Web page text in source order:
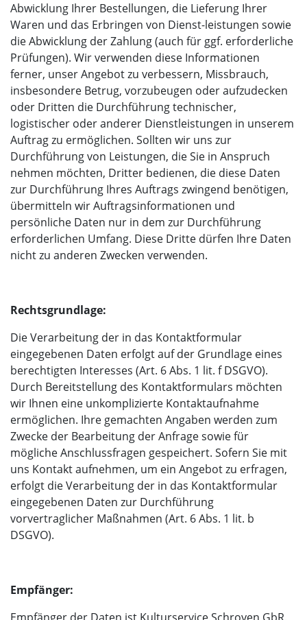
Abwicklung Ihrer Bestellungen, die Lieferung Ihrer
Waren und das Erbringen von Dienst-leistungen sowie
die Abwicklung der Zahlung (auch für ggf. erforderliche
Prüfungen). Wir verwenden diese Informationen
ferner, unser Angebot zu verbessern, Missbrauch,
insbesondere Betrug, vorzubeugen oder aufzudecken
oder Dritten die Durchführung technischer,
logistischer oder anderer Dienstleistungen in unserem
Auftrag zu ermöglichen. Sollten wir uns zur
Durchführung von Leistungen, die Sie in Anspruch
nehmen möchten, Dritter bedienen, die diese Daten
zur Durchführung Ihres Auftrags zwingend benötigen,
übermitteln wir Auftragsinformationen und
persönliche Daten nur in dem zur Durchführung
erforderlichen Umfang. Diese Dritte dürfen Ihre Daten
nicht zu anderen Zwecken verwenden.
Rechtsgrundlage:
Die Verarbeitung der in das Kontaktformular
eingegebenen Daten erfolgt auf der Grundlage eines
berechtigten Interesses (Art. 6 Abs. 1 lit. f DSGVO).
Durch Bereitstellung des Kontaktformulars möchten
wir Ihnen eine unkomplizierte Kontaktaufnahme
ermöglichen. Ihre gemachten Angaben werden zum
Zwecke der Bearbeitung der Anfrage sowie für
mögliche Anschlussfragen gespeichert. Sofern Sie mit
uns Kontakt aufnehmen, um ein Angebot zu erfragen,
erfolgt die Verarbeitung der in das Kontaktformular
eingegebenen Daten zur Durchführung
vorvertraglicher Maßnahmen (Art. 6 Abs. 1 lit. b
DSGVO).
Empfänger: